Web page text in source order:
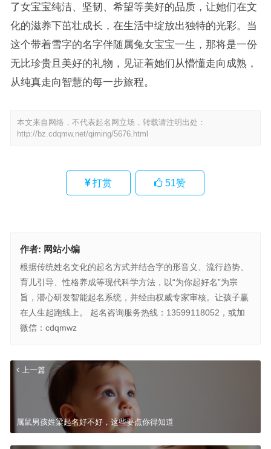
了女宝宝纯洁、坚韧、希望等美好的品质，让她们在文
化的滋养下茁壮成长，在生活中绽放出独特的光彩。当
这个带着雪字的名字伴随属兔女宝宝一生，那将是一份
无比珍贵且美好的礼物，见证着她们从懵懂走向成熟，
从纯真走向智慧的每一步旅程。
本文来自网络，不代表起名网立场，转载请注明出处：
http://bz.cdqmw.net/qiming/5676.html
打赏 51赞
作者: 网站小编
根据传统姓名文化的起名方式并结合字的形音义、流行趋势、
育儿引导、性格养成等现代科学方法，以“为你起好名”为宗
旨，潜心研发智能起名系统，并经由权威专家审核。让孩子赢
在人生起跑线上。 起名咨询服务热线：13599118052，或加
微信：cdqmwz
上一篇
属鼠男孩姓梁起名好不好，这些要点你得知道